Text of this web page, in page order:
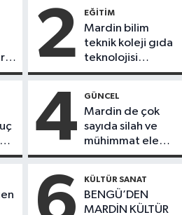
2 EĞİTİM
Mardin bilim
teknik koleji gıda
teknolojisi
öğrencileri
ürünlerini satarak
köydeki
çoçuklara kitap
desteğinde
bulundu
4 GÜNCEL
Mardin de çok
sayıda silah ve
mühimmat ele
geçirildi
KÜLTÜR SANAT
BENGÜ’DEN
MARDİN KÜLTÜR